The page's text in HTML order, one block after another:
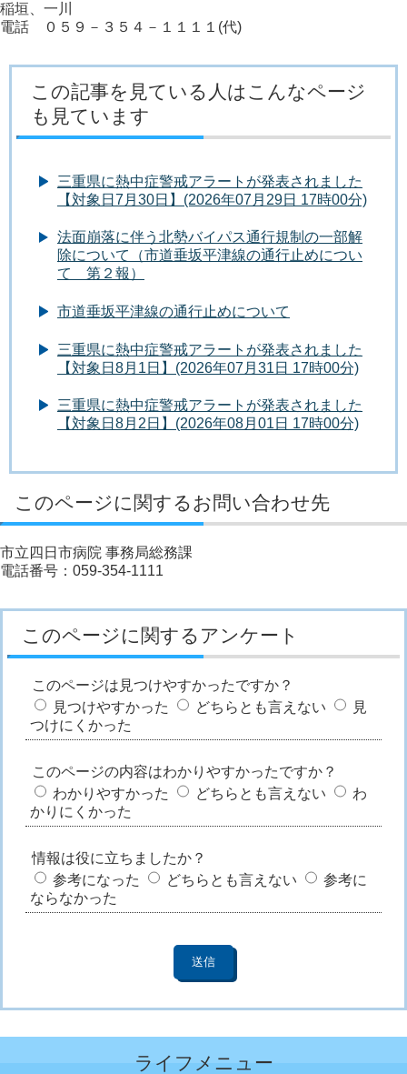
稲垣、一川
電話 ０５９－３５４－１１１１(代)
この記事を見ている人はこんなページ
も見ています
三重県に熱中症警戒アラートが発表されました
【対象日7月30日】(2026年07月29日 17時00分)
法面崩落に伴う北勢バイパス通行規制の一部解
除について（市道垂坂平津線の通行止めについ
て 第２報）
市道垂坂平津線の通行止めについて
三重県に熱中症警戒アラートが発表されました
【対象日8月1日】(2026年07月31日 17時00分)
三重県に熱中症警戒アラートが発表されました
【対象日8月2日】(2026年08月01日 17時00分)
このページに関するお問い合わせ先
市立四日市病院 事務局総務課
電話番号：059-354-1111
このページに関するアンケート
このページは見つけやすかったですか？
見つけやすかった
どちらとも言えない
見
つけにくかった
このページの内容はわかりやすかったですか？
わかりやすかった
どちらとも言えない
わ
かりにくかった
情報は役に立ちましたか？
参考になった
どちらとも言えない
参考に
ならなかった
ライフメニュー